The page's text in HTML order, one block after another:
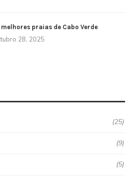
melhores praias de Cabo Verde
28, 2025
(25)
(9)
(5)